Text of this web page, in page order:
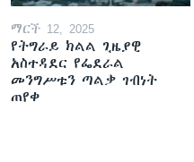
ማርች 12, 2025
የትግራይ ክልል ጊዜያዊ
አስተዳደር የፌደራል
መንግሥቱን ጣልቃ ገብነት
ጠየቀ